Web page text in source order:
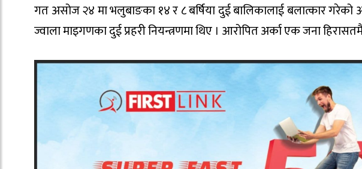
गत असोज २४ मा भलुबाङका १४ र ८ बर्षिया दुई बालिकालाई बलात्कार गरेको
ज्वाला माइगणका दुई प्रहरी नियन्त्रणमा थिए । आरोपित अर्का एक जना